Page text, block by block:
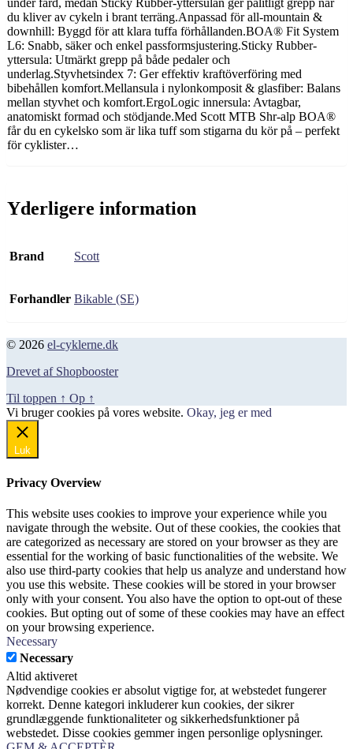
du kliver av cykeln i brant terräng.Anpassad för all-mountain &
downhill: Byggd för att klara tuffa förhållanden.BOA® Fit System
L6: Snabb, säker och enkel passformsjustering.Sticky Rubber-
yttersula: Utmärkt grepp på både pedaler och
underlag.Styvhetsindex 7: Ger effektiv kraftöverföring med
bibehållen komfort.Mellansula i nylonkomposit & glasfiber: Balans
mellan styvhet och komfort.ErgoLogic innersula: Avtagbar,
anatomiskt formad och stödjande.Med Scott MTB Shr-alp BOA®
får du en cykelsko som är lika tuff som stigarna du kör på – perfekt
för cyklister…
Yderligere information
Brand Scott
Forhandler Bikable (SE)
© 2026 el-cyklerne.dk
Drevet af Shopbooster
Til toppen ↑ Op ↑
Vi bruger cookies på vores website. Okay, jeg er med
Luk
Privacy Overview
This website uses cookies to improve your experience while you
navigate through the website. Out of these cookies, the cookies that
are categorized as necessary are stored on your browser as they are
essential for the working of basic functionalities of the website. We
also use third-party cookies that help us analyze and understand how
you use this website. These cookies will be stored in your browser
only with your consent. You also have the option to opt-out of these
cookies. But opting out of some of these cookies may have an effect
on your browsing experience.
Necessary
Necessary
Altid aktiveret
Nødvendige cookies er absolut vigtige for, at webstedet fungerer
korrekt. Denne kategori inkluderer kun cookies, der sikrer
grundlæggende funktionaliteter og sikkerhedsfunktioner på
webstedet. Disse cookies gemmer ingen personlige oplysninger.